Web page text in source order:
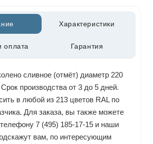
Характеристики
оплата Гарантия
сливное (отмёт) диаметр 220
производства от 3 до 5 дней.
в любой из 213 цветов RAL по
Для заказа, вы также можете
7 (495) 185-17-15 и наши
вам, по интересующим